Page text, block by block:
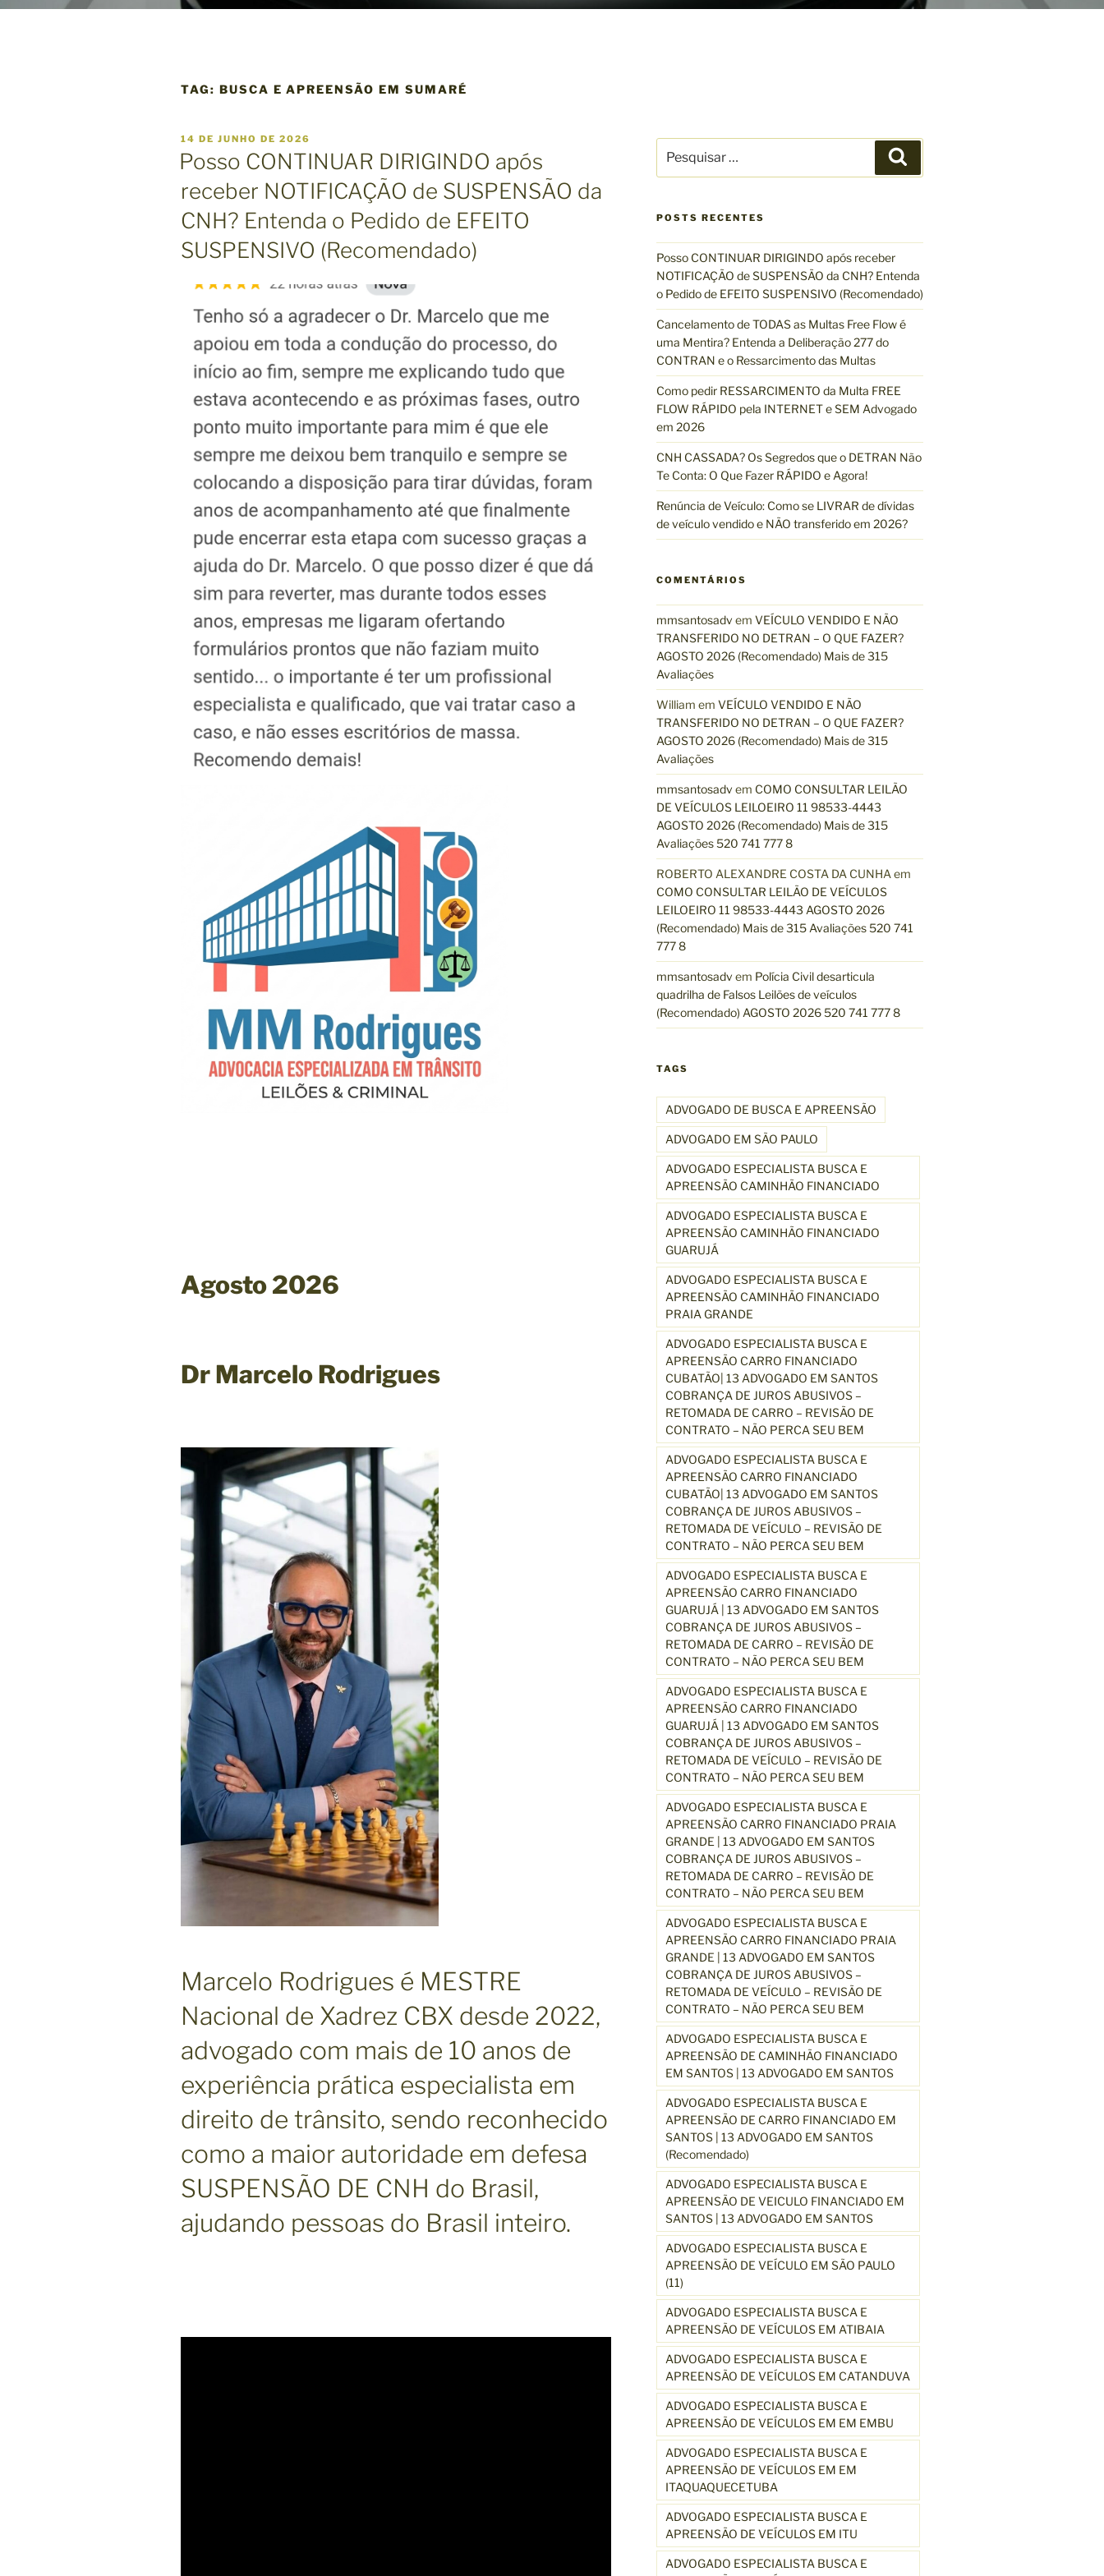
TAG: BUSCA E APREENSÃO EM SUMARÉ
P
U
B
I
A
D
O
E
14 DE JUNHO DE 2026
Posso CONTINUAR DIRIGINDO após
receber NOTIFICAÇÃO de SUSPENSÃO da
CNH? Entenda o Pedido de EFEITO
SUSPENSIVO (Recomendado)
Agosto 2026
Dr Marcelo Rodrigues
Marcelo Rodrigues é MESTRE
Nacional de Xadrez CBX desde 2022,
advogado com mais de 10 anos de
experiência prática especialista em
direito de trânsito, sendo reconhecido
como a maior autoridade em defesa
SUSPENSÃO DE CNH do Brasil,
ajudando pessoas do Brasil inteiro.
s
u
s
a
r
p
o
r
:
e
s
a
r
POSTS RECENTES
Posso CONTINUAR DIRIGINDO após receber
NOTIFICAÇÃO de SUSPENSÃO da CNH? Entenda
o Pedido de EFEITO SUSPENSIVO (Recomendado)
Cancelamento de TODAS as Multas Free Flow é
uma Mentira? Entenda a Deliberação 277 do
CONTRAN e o Ressarcimento das Multas
Como pedir RESSARCIMENTO da Multa FREE
FLOW RÁPIDO pela INTERNET e SEM Advogado
em 2026
CNH CASSADA? Os Segredos que o DETRAN Não
Te Conta: O Que Fazer RÁPIDO e Agora!
Renúncia de Veículo: Como se LIVRAR de dívidas
de veículo vendido e NÃO transferido em 2026?
COMENTÁRIOS
mmsantosadv em VEÍCULO VENDIDO E NÃO
TRANSFERIDO NO DETRAN – O QUE FAZER?
AGOSTO 2026 (Recomendado) Mais de 315
Avaliações
William em VEÍCULO VENDIDO E NÃO
TRANSFERIDO NO DETRAN – O QUE FAZER?
AGOSTO 2026 (Recomendado) Mais de 315
Avaliações
mmsantosadv em COMO CONSULTAR LEILÃO
DE VEÍCULOS LEILOEIRO 11 98533-4443
AGOSTO 2026 (Recomendado) Mais de 315
Avaliações 520 741 777 8
ROBERTO ALEXANDRE COSTA DA CUNHA em
COMO CONSULTAR LEILÃO DE VEÍCULOS
LEILOEIRO 11 98533-4443 AGOSTO 2026
(Recomendado) Mais de 315 Avaliações 520 741
777 8
mmsantosadv em Polícia Civil desarticula
quadrilha de Falsos Leilões de veículos
(Recomendado) AGOSTO 2026 520 741 777 8
TAGS
ADVOGADO DE BUSCA E APREENSÃO
ADVOGADO EM SÃO PAULO
ADVOGADO ESPECIALISTA BUSCA E
APREENSÃO CAMINHÃO FINANCIADO
ADVOGADO ESPECIALISTA BUSCA E
APREENSÃO CAMINHÃO FINANCIADO
GUARUJÁ
ADVOGADO ESPECIALISTA BUSCA E
APREENSÃO CAMINHÃO FINANCIADO
PRAIA GRANDE
ADVOGADO ESPECIALISTA BUSCA E
APREENSÃO CARRO FINANCIADO
CUBATÃO| 13 ADVOGADO EM SANTOS
COBRANÇA DE JUROS ABUSIVOS –
RETOMADA DE CARRO – REVISÃO DE
CONTRATO – NÃO PERCA SEU BEM
ADVOGADO ESPECIALISTA BUSCA E
APREENSÃO CARRO FINANCIADO
CUBATÃO| 13 ADVOGADO EM SANTOS
COBRANÇA DE JUROS ABUSIVOS –
RETOMADA DE VEÍCULO – REVISÃO DE
CONTRATO – NÃO PERCA SEU BEM
ADVOGADO ESPECIALISTA BUSCA E
APREENSÃO CARRO FINANCIADO
GUARUJÁ | 13 ADVOGADO EM SANTOS
COBRANÇA DE JUROS ABUSIVOS –
RETOMADA DE CARRO – REVISÃO DE
CONTRATO – NÃO PERCA SEU BEM
ADVOGADO ESPECIALISTA BUSCA E
APREENSÃO CARRO FINANCIADO
GUARUJÁ | 13 ADVOGADO EM SANTOS
COBRANÇA DE JUROS ABUSIVOS –
RETOMADA DE VEÍCULO – REVISÃO DE
CONTRATO – NÃO PERCA SEU BEM
ADVOGADO ESPECIALISTA BUSCA E
APREENSÃO CARRO FINANCIADO PRAIA
GRANDE | 13 ADVOGADO EM SANTOS
COBRANÇA DE JUROS ABUSIVOS –
RETOMADA DE CARRO – REVISÃO DE
CONTRATO – NÃO PERCA SEU BEM
ADVOGADO ESPECIALISTA BUSCA E
APREENSÃO CARRO FINANCIADO PRAIA
GRANDE | 13 ADVOGADO EM SANTOS
COBRANÇA DE JUROS ABUSIVOS –
RETOMADA DE VEÍCULO – REVISÃO DE
CONTRATO – NÃO PERCA SEU BEM
ADVOGADO ESPECIALISTA BUSCA E
APREENSÃO DE CAMINHÃO FINANCIADO
EM SANTOS | 13 ADVOGADO EM SANTOS
ADVOGADO ESPECIALISTA BUSCA E
APREENSÃO DE CARRO FINANCIADO EM
SANTOS | 13 ADVOGADO EM SANTOS
(Recomendado)
ADVOGADO ESPECIALISTA BUSCA E
APREENSÃO DE VEICULO FINANCIADO EM
SANTOS | 13 ADVOGADO EM SANTOS
ADVOGADO ESPECIALISTA BUSCA E
APREENSÃO DE VEÍCULO EM SÃO PAULO
(11)
ADVOGADO ESPECIALISTA BUSCA E
APREENSÃO DE VEÍCULOS EM ATIBAIA
ADVOGADO ESPECIALISTA BUSCA E
APREENSÃO DE VEÍCULOS EM CATANDUVA
ADVOGADO ESPECIALISTA BUSCA E
APREENSÃO DE VEÍCULOS EM EM EMBU
ADVOGADO ESPECIALISTA BUSCA E
APREENSÃO DE VEÍCULOS EM EM
ITAQUAQUECETUBA
ADVOGADO ESPECIALISTA BUSCA E
APREENSÃO DE VEÍCULOS EM ITU
ADVOGADO ESPECIALISTA BUSCA E